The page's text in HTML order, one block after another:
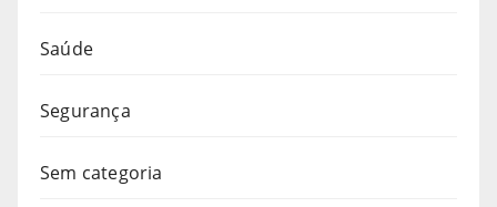
Saúde
Segurança
Sem categoria